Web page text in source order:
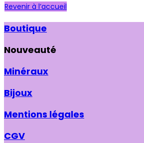
Revenir à l’accueil
Boutique
Nouveauté
Minéraux
Bijoux
Mentions légales
CGV